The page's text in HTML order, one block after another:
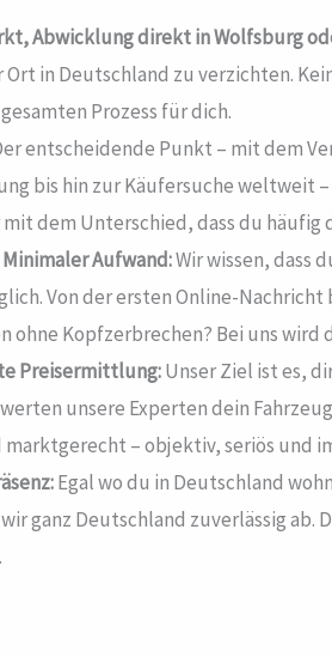
Abwicklung direkt in Wolfsburg
in Deutschland zu verzichten.
Prozess für dich.
entscheidende Punkt – mit dem
bis hin zur Käufersuche weltweit
dem Unterschied, dass du
Aufwand:Wir wissen, dass
Von der ersten Online-
ohne Kopfzerbrechen? Bei uns
Preisermittlung:Unser Ziel ist es,
unsere Experten dein
– objektiv, seriös und
Egal wo du in Deutschland
ganz Deutschland zuverlässig ab.